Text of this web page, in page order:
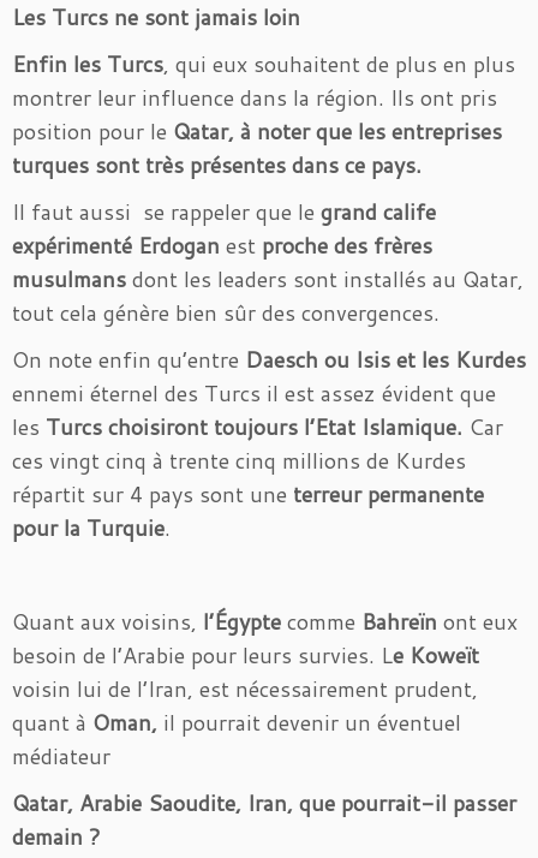
Les Turcs ne sont jamais loin
Enfin les Turcs, qui eux souhaitent de plus en plus
montrer leur influence dans la région. Ils ont pris
position pour le Qatar, à noter que les entreprises
turques sont très présentes dans ce pays.
Il faut aussi se rappeler que le grand calife
expérimenté Erdogan est proche des frères
musulmansdont les leaders sont installés au Qatar,
tout cela génère bien sûr des convergences.
On note enfin qu’entre Daesch ou Isis et les Kurdes
ennemi éternel des Turcs il est assez évident que
les Turcs choisiront toujours l’Etat Islamique. Car
ces vingt cinq à trente cinq millions de Kurdes
répartit sur 4 pays sont une terreur permanente
pour la Turquie.
Quant aux voisins, l’Égyptecomme Bahreïn ont eux
besoin de l’Arabie pour leurs survies. Le Koweït
voisin lui de l’Iran, est nécessairement prudent,
quant à Oman, il pourrait devenir un éventuel
médiateur
Qatar, Arabie Saoudite, Iran, que pourrait-il passer
demain ?